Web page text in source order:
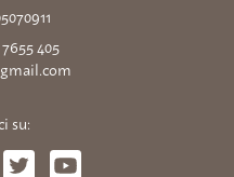
405
su: